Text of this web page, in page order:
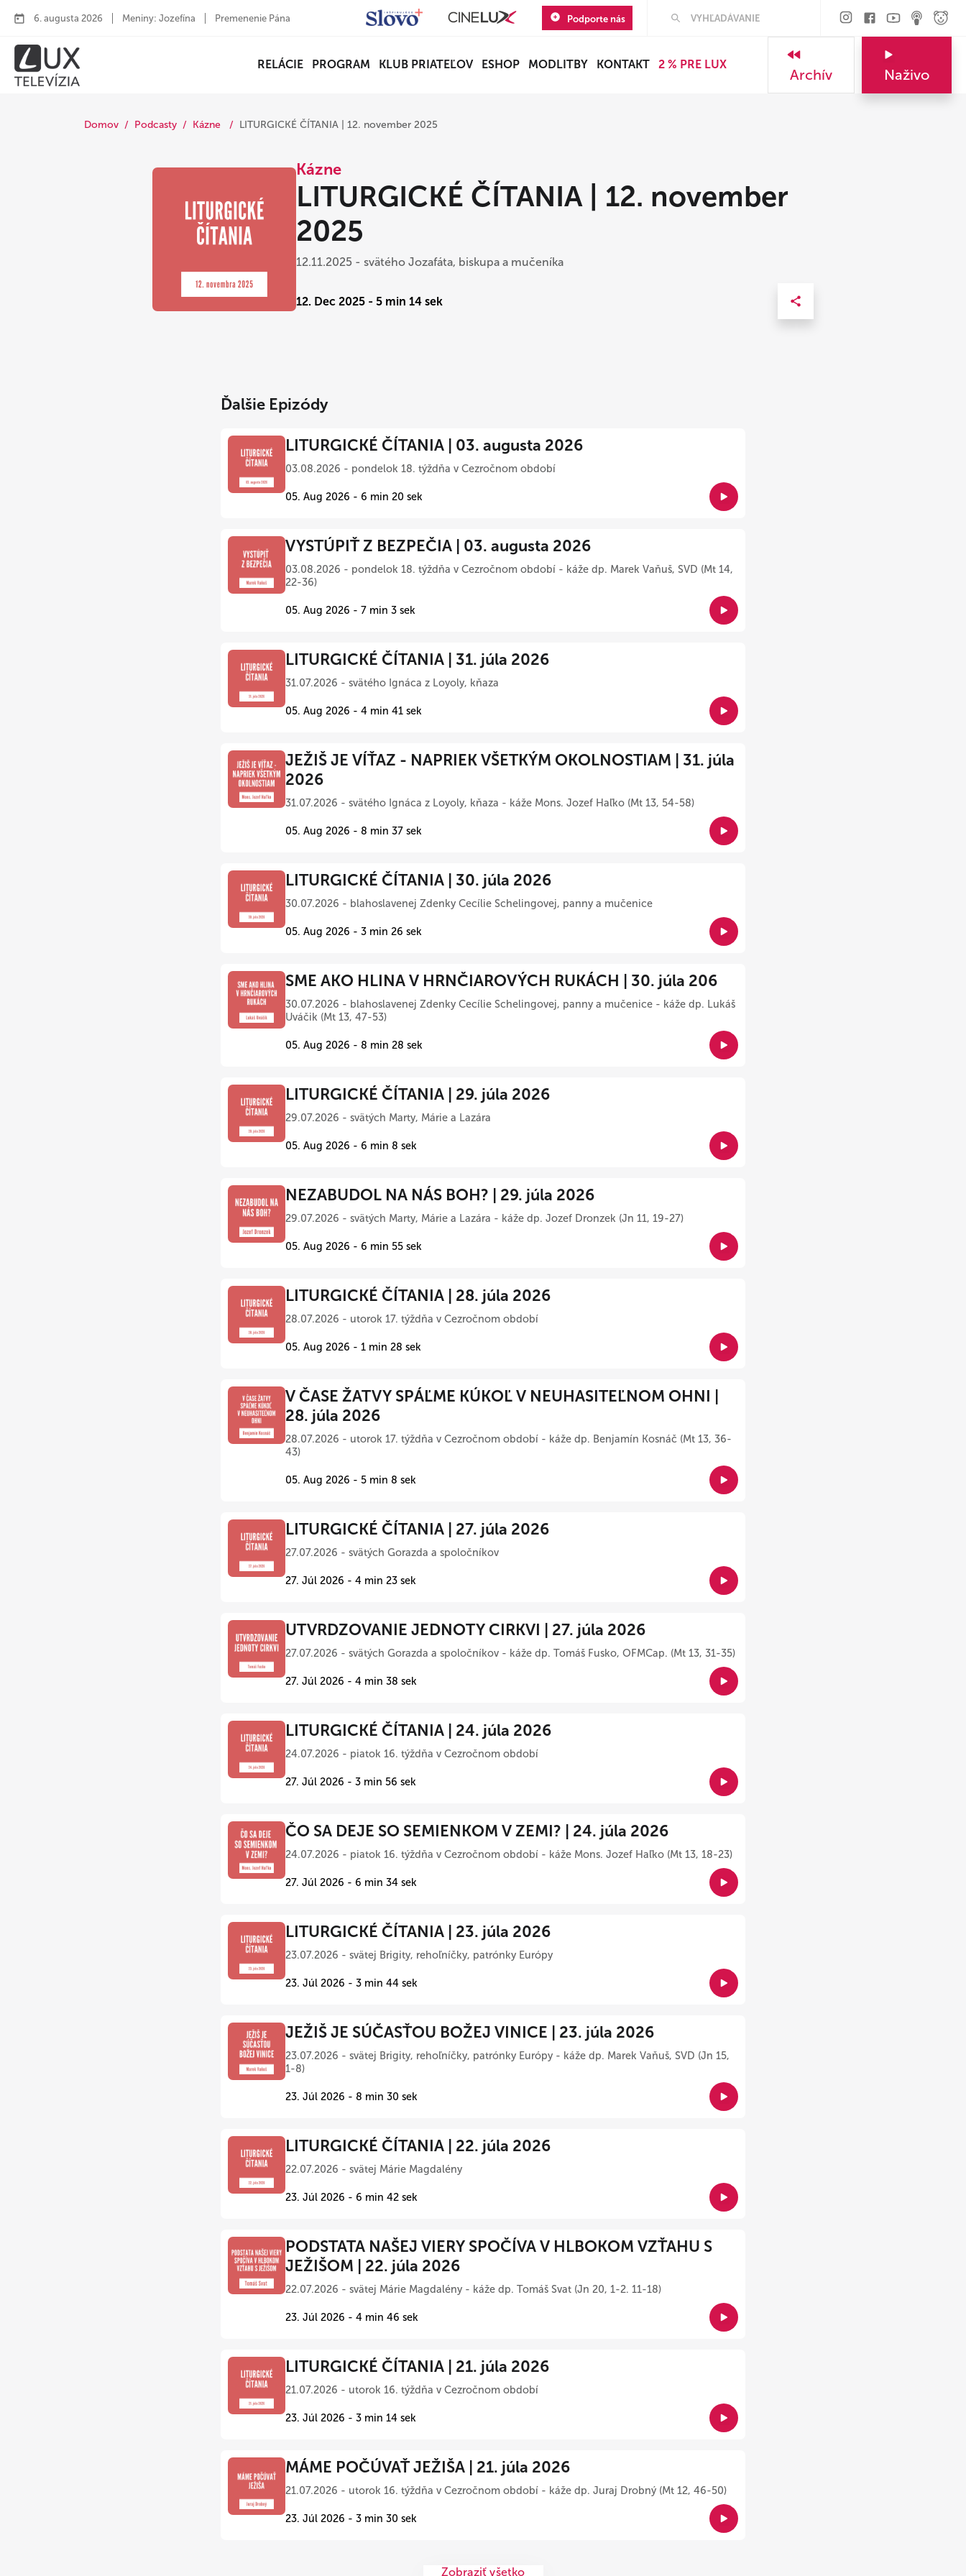
6. augusta 2026 Meniny: Jozefína Premenenie Pána Podporte nás
RELÁCIE PROGRAM KLUB PRIATEĽOV ESHOP MODLITBY KONTAKT 2 % PRE LUX
Archív Naživo
Domov Podcasty Kázne LITURGICKÉ ČÍTANIA | 12. november 2025
Kázne
LITURGICKÉ ČÍTANIA | 12. november
2025
12.11.2025 - svätého Jozafáta, biskupa a mučeníka
12. Dec 2025 - 5 min 14 sek
Ďalšie Epizódy
LITURGICKÉ ČÍTANIA | 03. augusta 2026
03.08.2026 - pondelok 18. týždňa v Cezročnom období
05. Aug 2026 - 6 min 20 sek
VYSTÚPIŤ Z BEZPEČIA | 03. augusta 2026
03.08.2026 - pondelok 18. týždňa v Cezročnom období - káže dp. Marek Vaňuš, SVD (Mt 14,
22-36)
05. Aug 2026 - 7 min 3 sek
LITURGICKÉ ČÍTANIA | 31. júla 2026
31.07.2026 - svätého Ignáca z Loyoly, kňaza
05. Aug 2026 - 4 min 41 sek
JEŽIŠ JE VÍŤAZ - NAPRIEK VŠETKÝM OKOLNOSTIAM | 31. júla
2026
31.07.2026 - svätého Ignáca z Loyoly, kňaza - káže Mons. Jozef Haľko (Mt 13, 54-58)
05. Aug 2026 - 8 min 37 sek
LITURGICKÉ ČÍTANIA | 30. júla 2026
30.07.2026 - blahoslavenej Zdenky Cecílie Schelingovej, panny a mučenice
05. Aug 2026 - 3 min 26 sek
SME AKO HLINA V HRNČIAROVÝCH RUKÁCH | 30. júla 206
30.07.2026 - blahoslavenej Zdenky Cecílie Schelingovej, panny a mučenice - káže dp. Lukáš
Uváčik (Mt 13, 47-53)
05. Aug 2026 - 8 min 28 sek
LITURGICKÉ ČÍTANIA | 29. júla 2026
29.07.2026 - svätých Marty, Márie a Lazára
05. Aug 2026 - 6 min 8 sek
NEZABUDOL NA NÁS BOH? | 29. júla 2026
29.07.2026 - svätých Marty, Márie a Lazára - káže dp. Jozef Dronzek (Jn 11, 19-27)
05. Aug 2026 - 6 min 55 sek
LITURGICKÉ ČÍTANIA | 28. júla 2026
28.07.2026 - utorok 17. týždňa v Cezročnom období
05. Aug 2026 - 1 min 28 sek
V ČASE ŽATVY SPÁĽME KÚKOĽ V NEUHASITEĽNOM OHNI |
28. júla 2026
28.07.2026 - utorok 17. týždňa v Cezročnom období - káže dp. Benjamín Kosnáč (Mt 13, 36-
43)
05. Aug 2026 - 5 min 8 sek
LITURGICKÉ ČÍTANIA | 27. júla 2026
27.07.2026 - svätých Gorazda a spoločníkov
27. Júl 2026 - 4 min 23 sek
UTVRDZOVANIE JEDNOTY CIRKVI | 27. júla 2026
27.07.2026 - svätých Gorazda a spoločníkov - káže dp. Tomáš Fusko, OFMCap. (Mt 13, 31-35)
27. Júl 2026 - 4 min 38 sek
LITURGICKÉ ČÍTANIA | 24. júla 2026
24.07.2026 - piatok 16. týždňa v Cezročnom období
27. Júl 2026 - 3 min 56 sek
ČO SA DEJE SO SEMIENKOM V ZEMI? | 24. júla 2026
24.07.2026 - piatok 16. týždňa v Cezročnom období - káže Mons. Jozef Haľko (Mt 13, 18-23)
27. Júl 2026 - 6 min 34 sek
LITURGICKÉ ČÍTANIA | 23. júla 2026
23.07.2026 - svätej Brigity, rehoľníčky, patrónky Európy
23. Júl 2026 - 3 min 44 sek
JEŽIŠ JE SÚČASŤOU BOŽEJ VINICE | 23. júla 2026
23.07.2026 - svätej Brigity, rehoľníčky, patrónky Európy - káže dp. Marek Vaňuš, SVD (Jn 15,
1-8)
23. Júl 2026 - 8 min 30 sek
LITURGICKÉ ČÍTANIA | 22. júla 2026
22.07.2026 - svätej Márie Magdalény
23. Júl 2026 - 6 min 42 sek
PODSTATA NAŠEJ VIERY SPOČÍVA V HLBOKOM VZŤAHU S
JEŽIŠOM | 22. júla 2026
22.07.2026 - svätej Márie Magdalény - káže dp. Tomáš Svat (Jn 20, 1-2. 11-18)
23. Júl 2026 - 4 min 46 sek
LITURGICKÉ ČÍTANIA | 21. júla 2026
21.07.2026 - utorok 16. týždňa v Cezročnom období
23. Júl 2026 - 3 min 14 sek
MÁME POČÚVAŤ JEŽIŠA | 21. júla 2026
21.07.2026 - utorok 16. týždňa v Cezročnom období - káže dp. Juraj Drobný (Mt 12, 46-50)
23. Júl 2026 - 3 min 30 sek
Zobraziť všetko